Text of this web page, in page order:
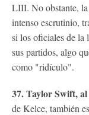
LIII. No obstante,
intenso escrutinio,
si los oficiales de la
sus partidos, algo
como "ridículo".
37. Taylor Swift,
de Kelce, también